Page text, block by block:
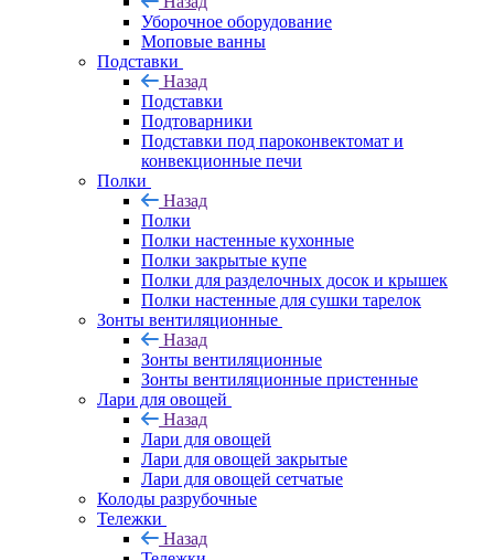
Уборочное оборудование
Моповые ванны
Подставки
Назад
Подставки
Подтоварники
Подставки под пароконвектомат и
конвекционные печи
Полки
Назад
Полки
Полки настенные кухонные
Полки закрытые купе
Полки для разделочных досок и крышек
Полки настенные для сушки тарелок
Зонты вентиляционные
Назад
Зонты вентиляционные
Зонты вентиляционные пристенные
Лари для овощей
Назад
Лари для овощей
Лари для овощей закрытые
Лари для овощей сетчатые
Колоды разрубочные
Тележки
Назад